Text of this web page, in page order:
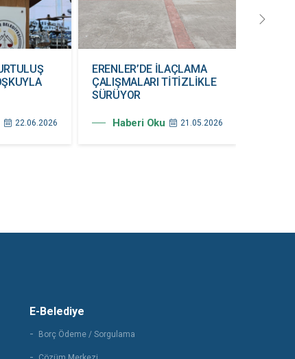
22.06.2026
ERENLER’DE İLAÇLAMA
ÇALIŞMALARI TİTİZLİKLE
SÜRÜYOR
Haberi Oku 21.05.2026
E-Belediye
Borç Ödeme / Sorgulama